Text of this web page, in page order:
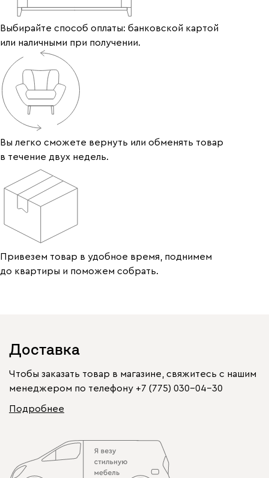
Выбирайте способ оплаты: банковской картой
или наличными при получении.
Вы легко сможете вернуть или обменять товар
в течение двух недель.
Привезем товар в удобное время, поднимем
до квартиры и поможем собрать.
Доставка
Чтобы заказать товар в магазине, свяжитесь с нашим
менеджером по телефону +7 (775) 030-04-30
Подробнее